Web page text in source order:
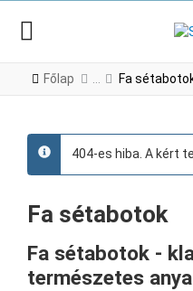
Főlap Fa
info
404-es hiba. A kért
Fa sétabotok
Fa sétabotok -
természetes